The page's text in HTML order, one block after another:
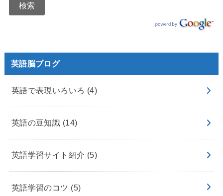
英語脳ブログ
英語で表現いろいろ (4)
英語の豆知識 (14)
英語学習サイト紹介 (5)
英語学習のコツ (5)